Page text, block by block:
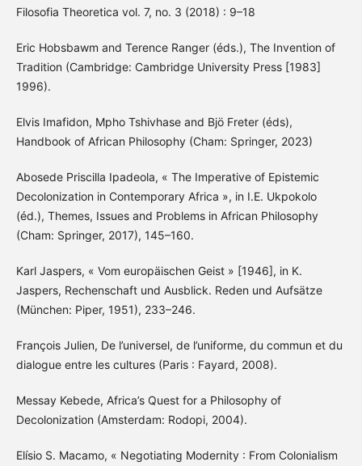
Filosofia Theoretica vol. 7, no. 3 (2018) : 9–18
Eric Hobsbawm and Terence Ranger (éds.), The Invention of
Tradition (Cambridge: Cambridge University Press [1983]
1996).
Elvis Imafidon, Mpho Tshivhase and Bjö Freter (éds),
Handbook of African Philosophy (Cham: Springer, 2023)
Abosede Priscilla Ipadeola, « The Imperative of Epistemic
Decolonization in Contemporary Africa », in I.E. Ukpokolo
(éd.), Themes, Issues and Problems in African Philosophy
(Cham: Springer, 2017), 145–160.
Karl Jaspers, « Vom europäischen Geist » [1946], in K.
Jaspers, Rechenschaft und Ausblick. Reden und Aufsätze
(München: Piper, 1951), 233–246.
François Julien, De l’universel, de l’uniforme, du commun et du
dialogue entre les cultures (Paris : Fayard, 2008).
Messay Kebede, Africa’s Quest for a Philosophy of
Decolonization (Amsterdam: Rodopi, 2004).
Elísio S. Macamo, « Negotiating Modernity : From Colonialism